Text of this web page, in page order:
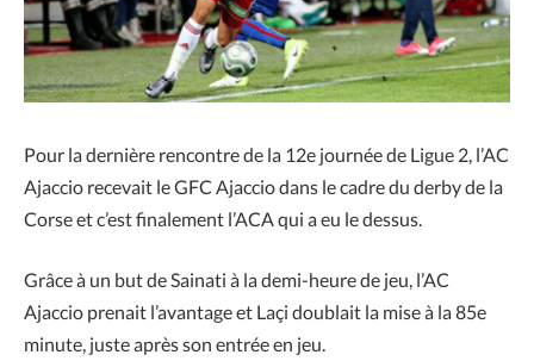
Pour la dernière rencontre de la 12e journée de Ligue 2, l’AC
Ajaccio recevait le GFC Ajaccio dans le cadre du derby de la
Corse et c’est finalement l’ACA qui a eu le dessus.
Grâce à un but de Sainati à la demi-heure de jeu, l’AC
Ajaccio prenait l’avantage et Laçi doublait la mise à la 85e
minute, juste après son entrée en jeu.